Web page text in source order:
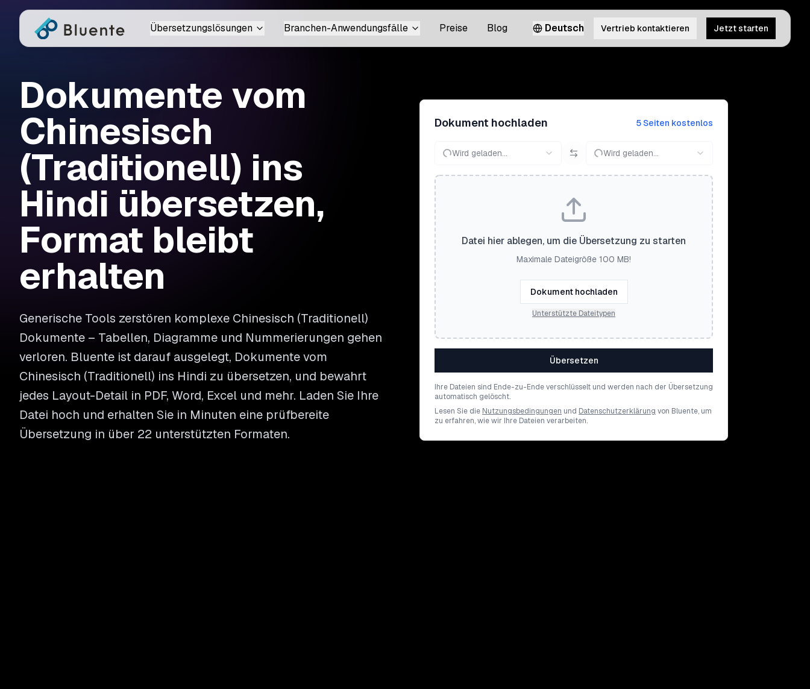
Übersetzungslösungen Branchen-Anwendungsfälle Preise Blog Deutsch Vertrieb kontaktieren Jetzt starten
Dokumente vom
Chinesisch
(Traditionell) ins
Hindi übersetzen,
Format bleibt
erhalten
Generische Tools zerstören komplexe Chinesisch (Traditionell)
Dokumente – Tabellen, Diagramme und Nummerierungen gehen
verloren. Bluente ist darauf ausgelegt, Dokumente vom
Chinesisch (Traditionell) ins Hindi zu übersetzen, und bewahrt
jedes Layout-Detail in PDF, Word, Excel und mehr. Laden Sie Ihre
Datei hoch und erhalten Sie in Minuten eine prüfbereite
Übersetzung in über 22 unterstützten Formaten.
Dokument hochladen 5 Seiten kostenlos
Wird geladen... Wird geladen...
Datei hier ablegen, um die Übersetzung zu starten
Maximale Dateigröße 100 MB!
Dokument hochladen
Unterstützte Dateitypen
Übersetzen
Ihre Dateien sind Ende-zu-Ende verschlüsselt und werden nach der Übersetzung
automatisch gelöscht.
Lesen Sie die Nutzungsbedingungen und Datenschutzerklärung von Bluente, um
zu erfahren, wie wir Ihre Dateien verarbeiten.